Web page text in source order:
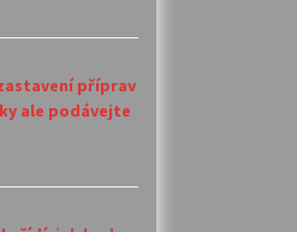
příprav
ale podávejte